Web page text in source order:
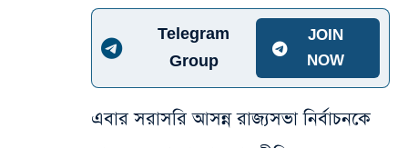
Telegram
Group
JOIN
NOW
এবার সরাসরি আসন্ন রাজ্যসভা নির্বাচনকে